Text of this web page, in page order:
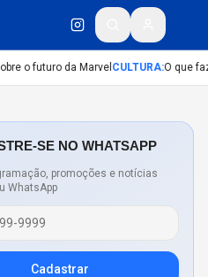
o futuro da Marvel​CULTURA:O que fazer
SE NO WHATSAPP
promoções e notícias
WhatsApp
Cadastrar